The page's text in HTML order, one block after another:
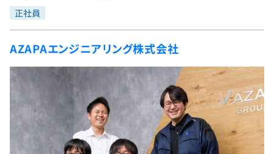
インターン
新卒エージェント
イベント・セミナー
インタビュー
就活成功ガイド
問題集
4択課題
リファレンス
プログラミング言語
再チャレンジ結果一覧
ゲーム・マンガ
Tech Team Journal
paizaとは？
正社員
AZAPAエンジニアリング株式会社